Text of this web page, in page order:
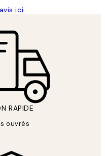
ici
RAPIDE
ouvrés